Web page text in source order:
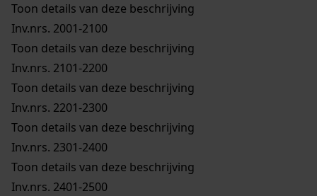
Toon details van deze beschrijving
Inv.nrs. 2001-2100
Toon details van deze beschrijving
Inv.nrs. 2101-2200
Toon details van deze beschrijving
Inv.nrs. 2201-2300
Toon details van deze beschrijving
Inv.nrs. 2301-2400
Toon details van deze beschrijving
Inv.nrs. 2401-2500